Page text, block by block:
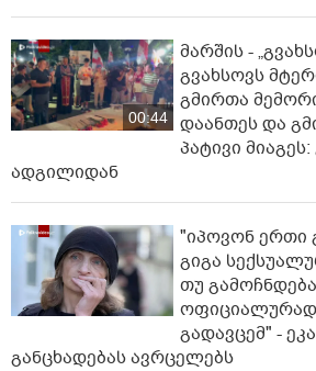
00:44
მარშის -
გვახსოვს
გმირთა
დაანთეს და
პატივი
ადგილიდან
"იპოვონ ერთი
გიგა
თუ
გადავცემ" -
განცხადებას ავრცელებს